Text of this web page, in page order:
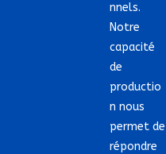
nnels.
Notre
capacité
de
productio
n nous
permet de
répondre